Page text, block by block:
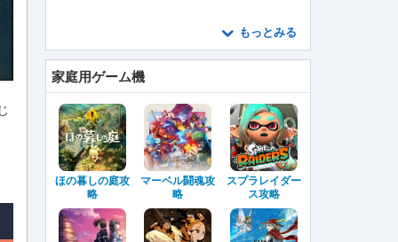
もっとみる
家庭用ゲーム機
ほの暮しの庭攻
略
マーベル闘魂攻
略
スプラレイダー
ス攻略